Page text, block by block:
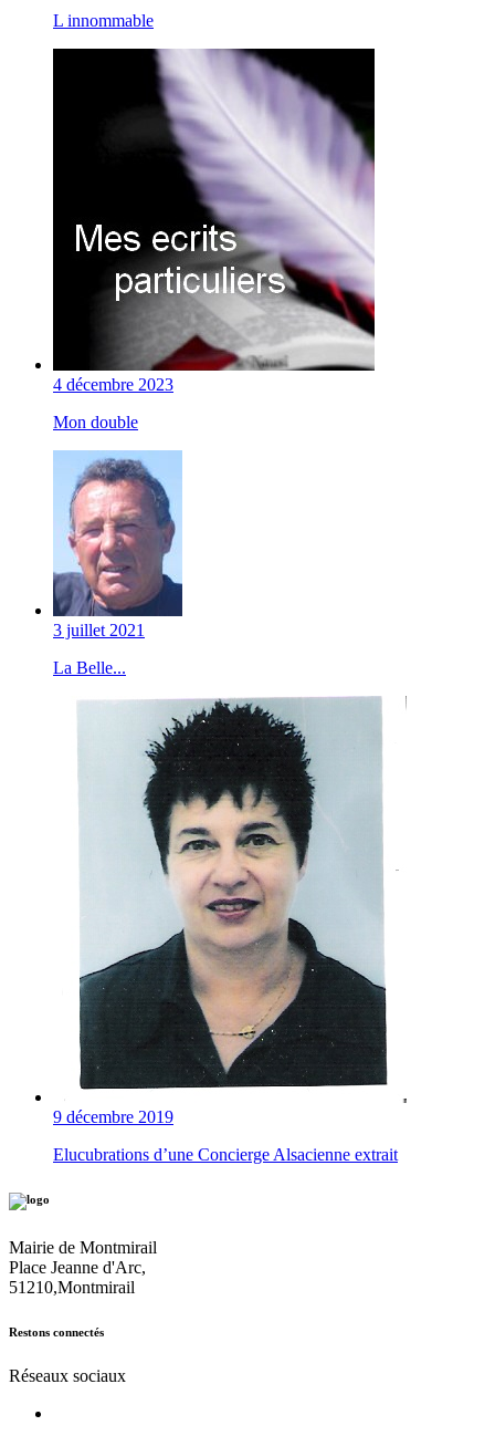
L innommable
4 décembre 2023
Mon double
3 juillet 2021
La Belle...
9 décembre 2019
Elucubrations d’une Concierge Alsacienne extrait
Mairie de Montmirail
Place Jeanne d'Arc,
51210,Montmirail
Restons connectés
Réseaux sociaux